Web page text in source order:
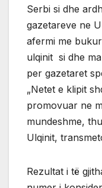
Serbi si dhe
gazetareve ne
afermi me
ulqinit si dhe
per gazetaret
„Netet e klipit
promovuar ne
mundeshme,
Ulqinit,
Rezultat i të